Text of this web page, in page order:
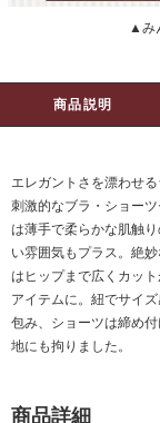
▲み
商品説明
エレガントさを漂わせ
刺激的なブラ・ショー
は薄手で柔らかな肌触
い雰囲気もプラス。絶
はヒップまで広くカッ
アイテムに。紐でサイ
包み、ショーツは締め
地にも拘りました。
商品詳細